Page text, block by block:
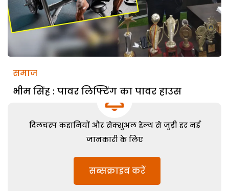
समाज
भीम सिंह : पावर लिफ्टिंग का पावर हाउस
दिलचस्प कहानियों और सेक्शुअल हेल्थ से जुड़ी हर नई
जानकारी के लिए
सब्सक्राइब करें